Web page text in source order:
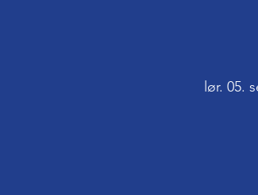
lør. 05.